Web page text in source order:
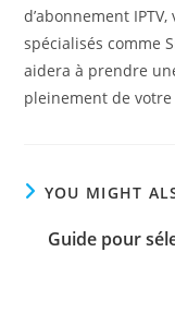
d’abonnement
spécialisés comme
aidera à prendre
pleinement de
YOU MIGHT
Guide pour